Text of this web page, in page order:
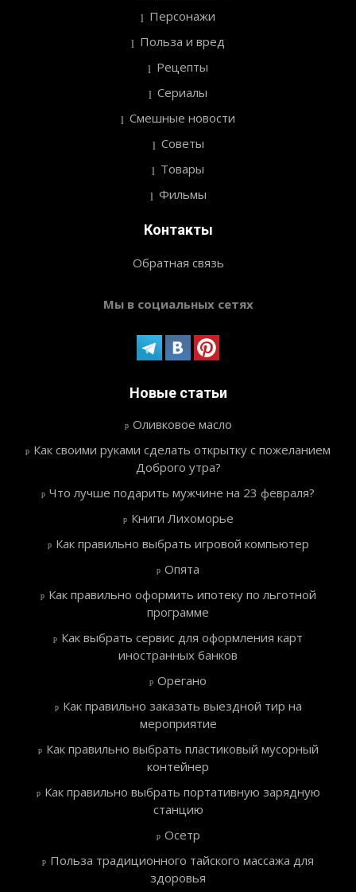
Персонажи
Польза и вред
Рецепты
Сериалы
Смешные новости
Советы
Товары
Фильмы
Контакты
Обратная связь
Мы в социальных сетях
Новые статьи
Оливковое масло
Как своими руками сделать открытку с пожеланием
Доброго утра?
Что лучше подарить мужчине на 23 февраля?
Книги Лихоморье
Как правильно выбрать игровой компьютер
Опята
Как правильно оформить ипотеку по льготной
программе
Как выбрать сервис для оформления карт
иностранных банков
Орегано
Как правильно заказать выездной тир на
мероприятие
Как правильно выбрать пластиковый мусорный
контейнер
Как правильно выбрать портативную зарядную
станцию
Осетр
Польза традиционного тайского массажа для
здоровья